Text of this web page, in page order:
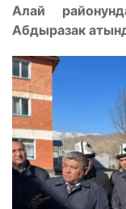
Алай
Абдыразак